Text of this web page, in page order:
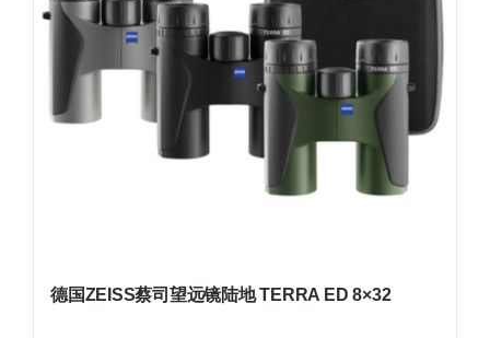
德国ZEISS蔡司望远镜陆地 TERRA ED 8×32